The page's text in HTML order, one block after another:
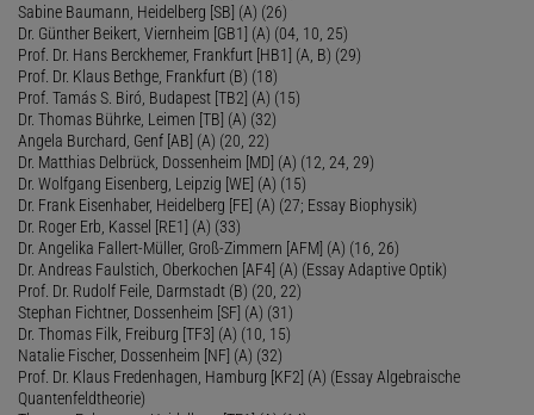
Sabine Baumann, Heidelberg [SB] (A) (26)
Dr. Günther Beikert, Viernheim [GB1] (A) (04, 10, 25)
Prof. Dr. Hans Berckhemer, Frankfurt [HB1] (A, B) (29)
Prof. Dr. Klaus Bethge, Frankfurt (B) (18)
Prof. Tamás S. Biró, Budapest [TB2] (A) (15)
Dr. Thomas Bührke, Leimen [TB] (A) (32)
Angela Burchard, Genf [AB] (A) (20, 22)
Dr. Matthias Delbrück, Dossenheim [MD] (A) (12, 24, 29)
Dr. Wolfgang Eisenberg, Leipzig [WE] (A) (15)
Dr. Frank Eisenhaber, Heidelberg [FE] (A) (27; Essay Biophysik)
Dr. Roger Erb, Kassel [RE1] (A) (33)
Dr. Angelika Fallert-Müller, Groß-Zimmern [AFM] (A) (16, 26)
Dr. Andreas Faulstich, Oberkochen [AF4] (A) (Essay Adaptive Optik)
Prof. Dr. Rudolf Feile, Darmstadt (B) (20, 22)
Stephan Fichtner, Dossenheim [SF] (A) (31)
Dr. Thomas Filk, Freiburg [TF3] (A) (10, 15)
Natalie Fischer, Dossenheim [NF] (A) (32)
Prof. Dr. Klaus Fredenhagen, Hamburg [KF2] (A) (Essay Algebraische
Quantenfeldtheorie)